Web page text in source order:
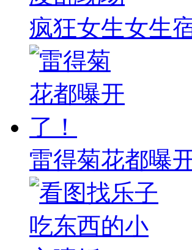
疯狂女生女生
雷得菊花都曝